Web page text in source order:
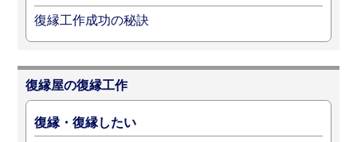
復縁工作成功の秘訣
復縁屋の復縁工作
復縁・復縁したい